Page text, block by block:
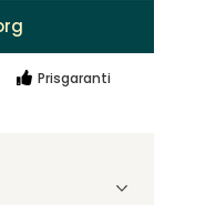
Prisgaranti